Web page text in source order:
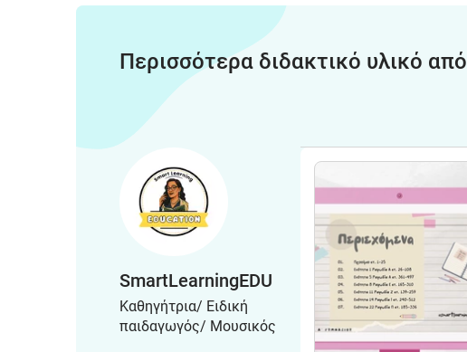
Περισσότερα διδακτικό υλικό από
SmartLearningEDU
Καθηγήτρια/ Ειδική
παιδαγωγός/ Μουσικός